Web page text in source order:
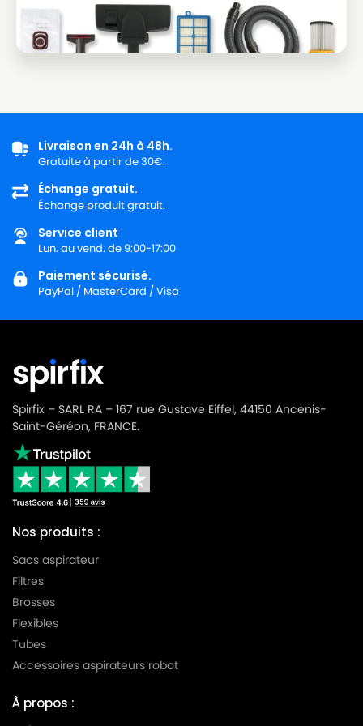
SIEMENS
SIEMENS VSZ612M101
SIEMENS
SIEMENS VSZ612M104
SIEMENS
SIEMENS VSZ6222203
SIEMENS
SIEMENS VSZ6222204
SIEMENS
SIEMENS VSZ6252202
SIEMENS
SIEMENS
SIEMENS VSZ6253201
SIEMENS
SIEMENS VSZ6253203
SIEMENS
SIEMENS
SIEMENS
SIEMENS VSZ6254403
SIEMENS
SIEMENS
SIEMENS VSZ62545GB03
SIEMENS
SIEMENS
SIEMENS
SIEMENS
SIEMENS
SIEMENS VSZ6GP12CH01
SIEMENS
Livraison en 24h à 48h.
Gratuite à partir de 30€.
Échange gratuit.
Échange produit gratuit.
Service client
Lun. au vend. de 9:00-17:00
Paiement sécurisé.
PayPal / MasterCard / Visa
Spirfix – SARL RA – 167 rue Gustave Eiffel, 44150 Ancenis-
Saint-Géréon, FRANCE.
Nos produits :
Sacs aspirateur
Filtres
Brosses
Flexibles
Tubes
Accessoires aspirateurs robot
À propos :